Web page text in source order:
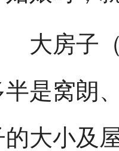
房子（
半是窝朗
的大小及